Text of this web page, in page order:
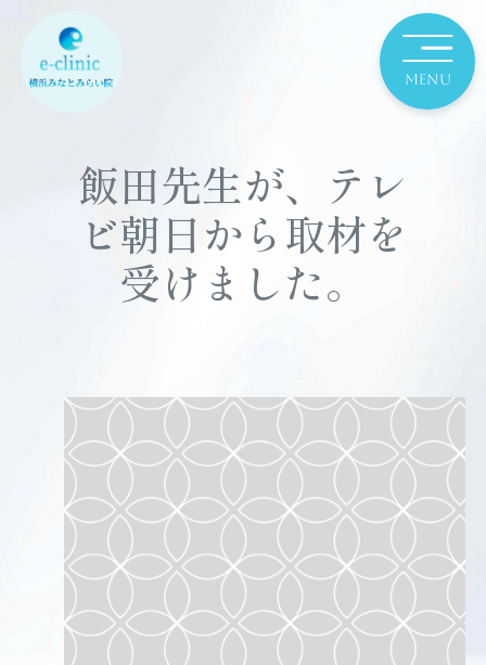
飯田先生が、テレ
ビ朝日から取材を
受けました。